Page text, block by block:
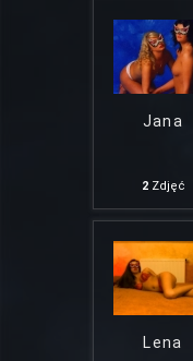
Jana
2Zdjęć
Lena